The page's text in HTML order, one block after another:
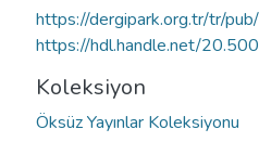
https://dergipark.org.tr/tr/
https://hdl.handle.net/
Koleksiyon
Öksüz Yayınlar Koleksiyonu